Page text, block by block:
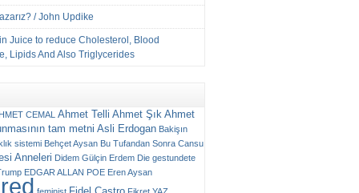
/ John Updike
Juice to reduce Cholesterol, Blood
Lipids And Also Triglycerides
CEMAL Ahmet Telli Ahmet Şık Ahmet
tam metni Asli Erdogan Bakişın
sistemi Behçet Aysan Bu Tufandan Sonra Cansu
Anneleri Didem Gülçin Erdem Die gestundete
EDGAR ALLAN POE Eren Aysan